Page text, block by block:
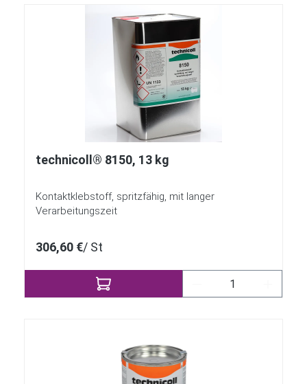
technicoll® 8150, 13 kg
Kontaktklebstoff, spritzfähig, mit langer
Verarbeitungszeit
306,60 €/ St
Produkt Anzahl: